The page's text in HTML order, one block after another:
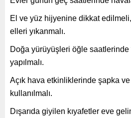
El ve yüz hijyenine dikkat
elleri yıkanmalı.
Doğa yürüyüşleri öğle
yapılmalı.
Açık hava etkinliklerinde şapka
kullanılmalı.
Dışarıda giyilen kıyafetler eve